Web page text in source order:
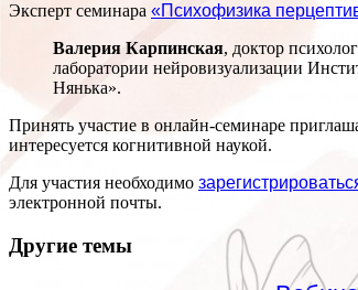
Эксперт семинара «Психофизика
Валерия Карпинская, доктор
лаборатории нейровизуализации
Нянька».
Принять участие в онлайн-семинаре
интересуется когнитивной наукой.
Для участия необходимо
электронной почты.
Другие темы